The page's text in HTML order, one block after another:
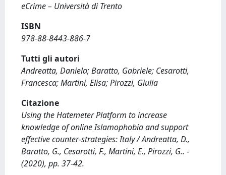
eCrime – Università di Trento
ISBN
978-88-8443-886-7
Tutti gli autori
Andreatta, Daniela; Baratto, Gabriele; Cesarotti,
Francesca; Martini, Elisa; Pirozzi, Giulia
Citazione
Using the Hatemeter Platform to increase
knowledge of online Islamophobia and support
effective counter-strategies: Italy / Andreatta, D.,
Baratto, G., Cesarotti, F., Martini, E., Pirozzi, G.. -
(2020), pp. 37-42.